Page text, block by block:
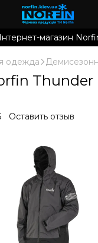
магазин
одежда
Thunder
Оставить отзыв